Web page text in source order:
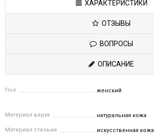
ХАРАКТЕРИСТИКИ
ОТЗЫВЫ
ВОПРОСЫ
ОПИСАНИЕ
Пол женский
Материал верха натуральная кожа
Материал стельки искусственная кожа